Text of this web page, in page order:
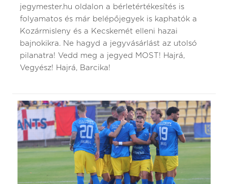
jegymester.hu oldalon a bérletértékesítés is
folyamatos és már belépőjegyek is kaphatók a
Kozármisleny és a Kecskemét elleni hazai
bajnokikra. Ne hagyd a jegyvásárlást az utolsó
pilanatra! Vedd meg a jegyed MOST! Hajrá,
Vegyész! Hajrá, Barcika!